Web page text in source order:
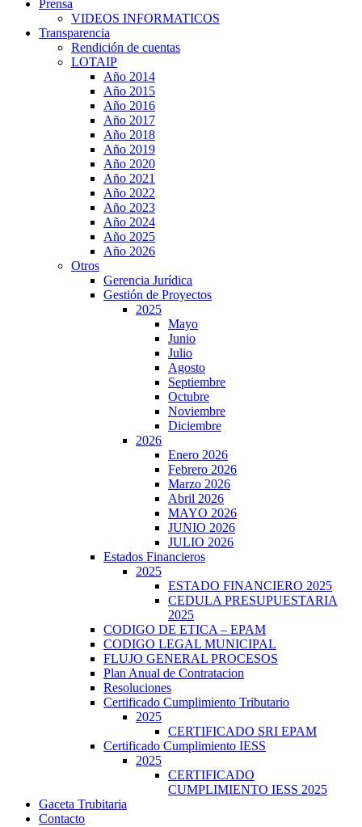
Prensa
VIDEOS INFORMATICOS
Transparencia
Rendición de cuentas
LOTAIP
Año 2014
Año 2015
Año 2016
Año 2017
Año 2018
Año 2019
Año 2020
Año 2021
Año 2022
Año 2023
Año 2024
Año 2025
Año 2026
Otros
Gerencia Jurídica
Gestión de Proyectos
2025
Mayo
Junio
Julio
Agosto
Septiembre
Octubre
Noviembre
Diciembre
2026
Enero 2026
Febrero 2026
Marzo 2026
Abril 2026
MAYO 2026
JUNIO 2026
JULIO 2026
Estados Financieros
2025
ESTADO FINANCIERO 2025
CEDULA PRESUPUESTARIA
2025
CODIGO DE ETICA – EPAM
CODIGO LEGAL MUNICIPAL
FLUJO GENERAL PROCESOS
Plan Anual de Contratacion
Resoluciones
Certificado Cumplimiento Tributario
2025
CERTIFICADO SRI EPAM
Certificado Cumplimiento IESS
2025
CERTIFICADO
CUMPLIMIENTO IESS 2025
Gaceta Trubitaria
Contacto